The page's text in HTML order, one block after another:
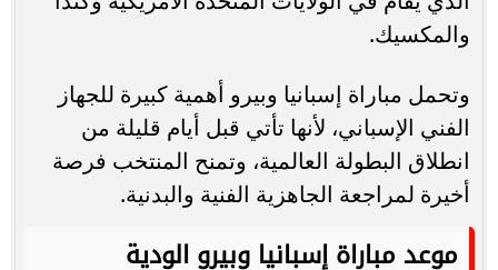
والمكسيك.
وتحمل مباراة إسبانيا وبيرو أهمية كبيرة للجهاز
الفني الإسباني، لأنها تأتي قبل أيام قليلة من
انطلاق البطولة العالمية، وتمنح المنتخب فرصة
أخيرة لمراجعة الجاهزية الفنية والبدنية.
موعد مباراة إسبانيا وبيرو الودية